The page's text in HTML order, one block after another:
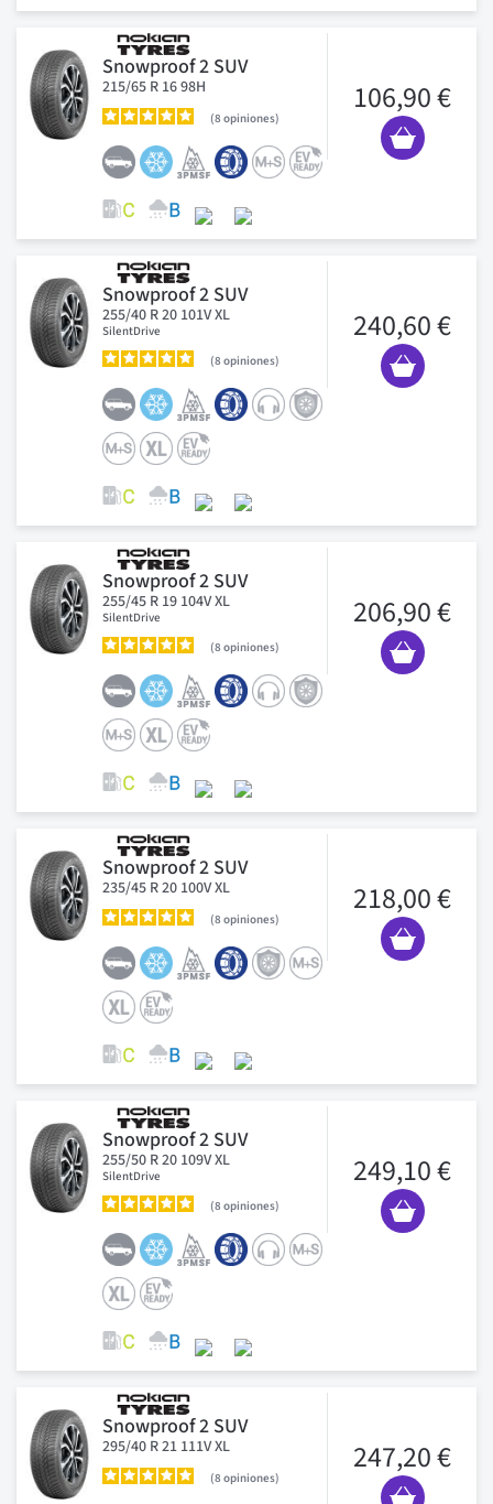
Snowproof 2 SUV
215/65 R 16 98H
8 opiniones
106,90 €
Snowproof 2 SUV
255/40 R 20 101V XL
SilentDrive
8 opiniones
240,60 €
Snowproof 2 SUV
255/45 R 19 104V XL
SilentDrive
8 opiniones
206,90 €
Snowproof 2 SUV
235/45 R 20 100V XL
8 opiniones
218,00 €
Snowproof 2 SUV
255/50 R 20 109V XL
SilentDrive
8 opiniones
249,10 €
Snowproof 2 SUV
295/40 R 21 111V XL
8 opiniones
247,20 €